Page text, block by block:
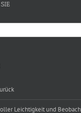
Leichtigkeit und